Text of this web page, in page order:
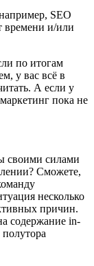
SEO
времени и/или
по итогам
у вас всё в
А если у
пока не
своими силами
Сможете,
несколько
причин.
содержание in-